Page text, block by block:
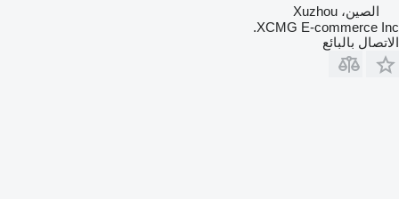
الصين، Xuzhou
XCMG E-commerce Inc.
الاتصال بالبائع